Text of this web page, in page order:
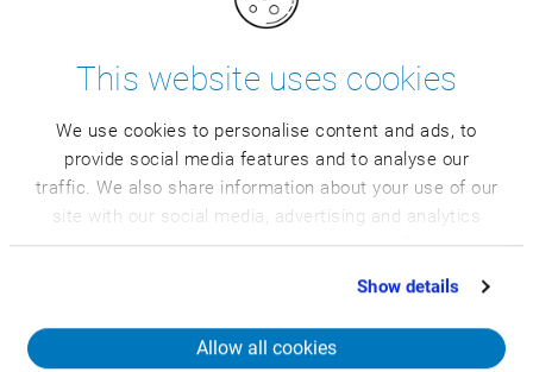
This website uses cookies
We use cookies to personalise content and ads, to
provide social media features and to analyse our
traffic. We also share information about your use of our
site with our social media, advertising and analytics
partners who may combine it with other information
that you’ve provided to them or that they’ve collected
Show details
Allow all cookies
Descoperiți principalele funcții ale CSB-
System în materialul video demonstrativ.
Urmăriți materialul nostru video